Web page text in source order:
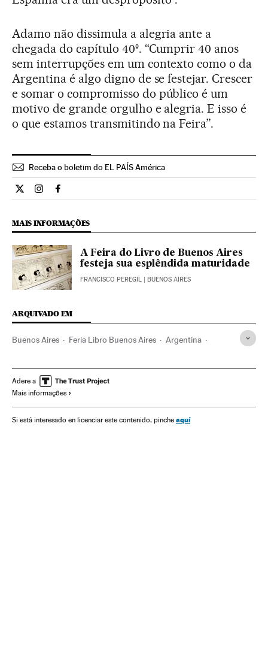
Adamo não dissimula a alegria ante a
chegada do capítulo 40º. “Cumprir 40 anos
sem interrupções em um contexto como o da
Argentina é algo digno de se festejar. Crescer
e somar o compromisso do público é um
motivo de grande orgulho e alegria. E isso é
o que estamos transmitindo na Feira”.
Receba o boletim do EL PAÍS América
Cultura El País Brasil en Twitter
Cultura El País Brasil en Instagram
Cultura El País Brasil en Facebook
MAIS INFORMAÇÕES
A Feira do Livro de Buenos Aires
festeja sua esplêndida maturidade
FRANCISCO PEREGIL | BUENOS AIRES
ARQUIVADO EM
Buenos Aires Feria Libro Buenos Aires Argentina
América Cultura
Adere a
Mais informações
Si está interesado en licenciar este contenido, pinche aquí